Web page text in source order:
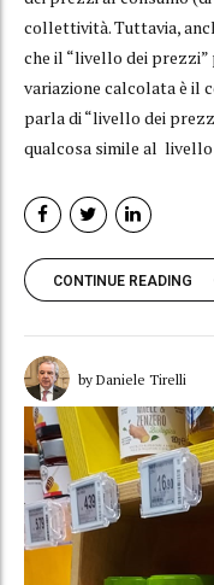
collettività. Tuttavia,
che il “livello dei prezzi”
variazione calcolata è il
parla di “livello dei
qualcosa simile al livello
CONTINUE READING
by Daniele Tirelli